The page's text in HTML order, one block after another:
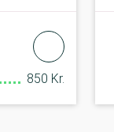
850 Kr.